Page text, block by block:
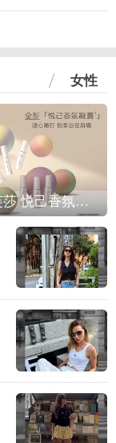
女性
IPSA茵芙莎 悦己香氛凝露上市